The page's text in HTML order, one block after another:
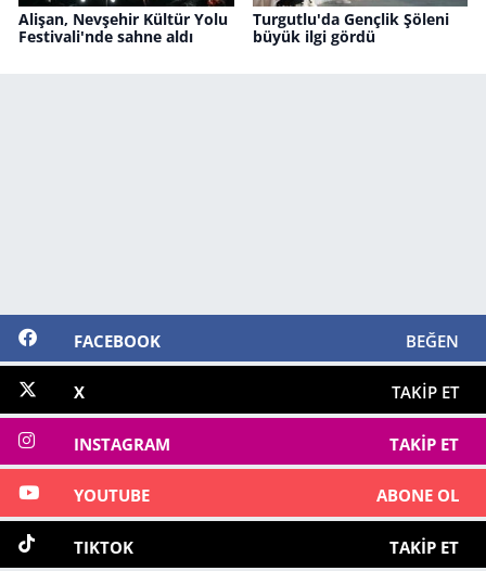
Alişan, Nevşehir Kültür Yolu
Festivali'nde sahne aldı
Turgutlu'da Gençlik Şöleni
büyük ilgi gördü
FACEBOOK BEĞEN
X TAKIP ET
INSTAGRAM TAKIP ET
YOUTUBE ABONE OL
TIKTOK TAKIP ET